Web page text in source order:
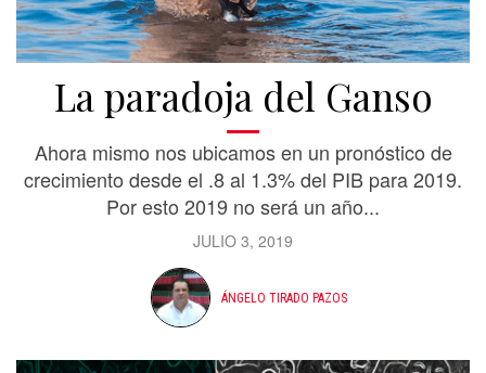
La paradoja del Ganso
Ahora mismo nos ubicamos en un pronóstico de
crecimiento desde el .8 al 1.3% del PIB para 2019.
Por esto 2019 no será un año...
JULIO 3, 2019
ÁNGELO TIRADO PAZOS